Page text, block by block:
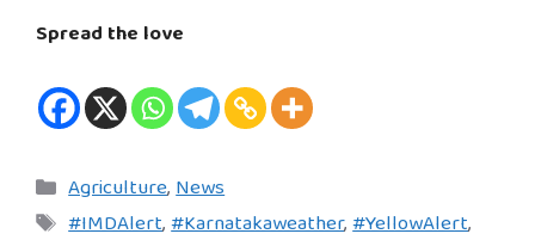
Spread the love
Categories
Agriculture,News
Tags
#IMDAlert,#Karnatakaweather,#YellowAlert,